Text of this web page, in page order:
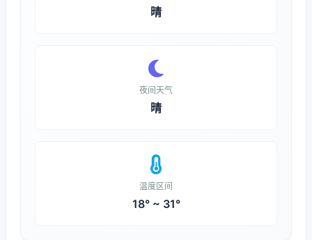
晴
夜间天气
晴
温度区间
18° ~ 31°